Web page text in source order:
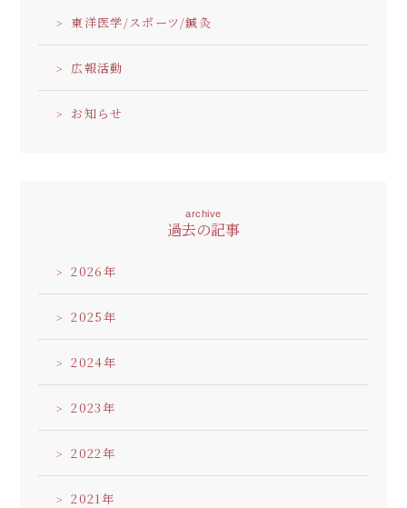
東洋医学/スポーツ/鍼灸
広報活動
お知らせ
archive
過去の記事
2026
2025
2024
2023
2022
2021